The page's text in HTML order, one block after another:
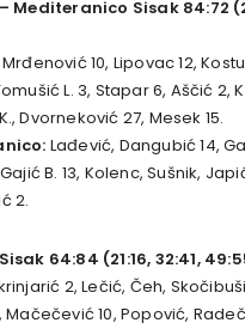
Mediteranico Sisak 84:72
10, Lipovac 12,
L. 3, Stapar 6, Aščić 2,
Dvorneković 27, Mesek 15.
Lađević, Dangubić 14,
B. 13, Kolenc, Sušnik,
2.
64:84 (21:16, 32:41,
2, Lečić, Čeh,
Mačečević 10, Popović,